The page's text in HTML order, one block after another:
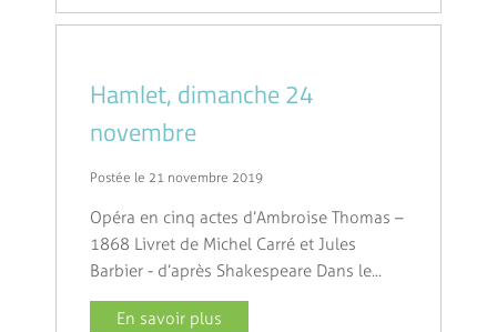
Hamlet, dimanche 24
novembre
Postée le 21 novembre 2019
Opéra en cinq actes d’Ambroise Thomas –
1868 Livret de Michel Carré et Jules
Barbier - d’après Shakespeare Dans le...
En savoir plus